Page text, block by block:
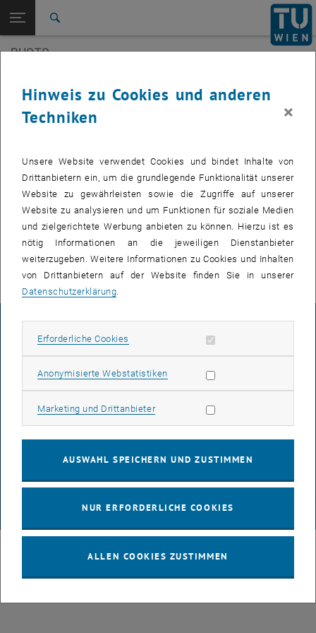
TU Login
Zur 1. Menü Ebene
E120-07 Forschungsbereich Photogrammetrie
Photogrammetrie
Veranstaltungen
Subseiten von 3D
PHOTO
Veranstaltungen
Vergangene Veranstaltungen
VERANSTALTUNGEN VOM 14. JULI 2026
Es gibt keine Veranstaltungen in der aktuellen Ansicht.
BARRIEREFREIHEITSERKLÄRUNG
DATENSCHUTZERKLÄRUNG (PDF)
Hinweis zu Cookies und anderen
Techniken
×
Unsere Website verwendet Cookies und bindet Inhalte von
Drittanbietern ein, um die grundlegende Funktionalität unserer
Website zu gewährleisten sowie die Zugriffe auf unserer
Website zu analysieren und um Funktionen für soziale Medien
und zielgerichtete Werbung anbieten zu können. Hierzu ist es
nötig Informationen an die jeweiligen Dienstanbieter
weiterzugeben. Weitere Informationen zu Cookies und Inhalten
von Drittanbietern auf der Website finden Sie in unserer
Datenschutzerklärung.
Erforderliche Cookies Erforderliche Cookies zulassen
Anonymisierte WebstatistikenStatistik Cookies zulassen
Marketing und DrittanbieterMarketing Cookies zulassen
AUSWAHL SPEICHERN UND ZUSTIMMEN
NUR ERFORDERLICHE COOKIES
ALLEN COOKIES ZUSTIMMEN